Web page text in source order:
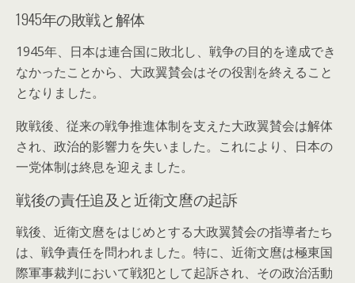
1945年の敗戦と解体
1945年、日本は連合国に敗北し、戦争の目的を達成でき
なかったことから、大政翼賛会はその役割を終えること
となりました。
敗戦後、従来の戦争推進体制を支えた大政翼賛会は解体
され、政治的影響力を失いました。これにより、日本の
一党体制は終息を迎えました。
戦後の責任追及と近衛文麿の起訴
戦後、近衛文麿をはじめとする大政翼賛会の指導者たち
は、戦争責任を問われました。特に、近衛文麿は極東国
際軍事裁判において戦犯として起訴され、その政治活動